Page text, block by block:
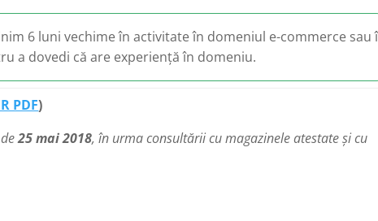
6 luni vechime în activitate în domeniul e-commerce sau
a dovedi că are experiență în domeniu.
PDF)
de25 mai 2018, în urma consultării cu magazinele atestate și cu